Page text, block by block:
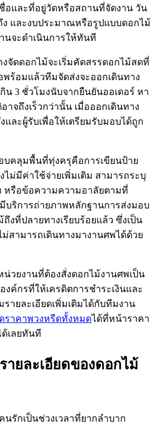
อและที่อยู่วัดหรือสถานที่จัดงาน วัน
ง และงบประมาณหรือรูปแบบดอกไม้
นจะดำเนินการให้ทันที
จัดดอกไม้จะเริ่มคัดสรรดอกไม้สดที่
ร้อมแล้วทีมจัดส่งจะออกเดินทาง
น 3 ชั่วโมงนับจากยืนยันออเดอร์ หา
าจถึงเร็วกว่านั้น เมื่อออกเดินทาง
และผู้รับเพื่อให้เตรียมรับมอบได้ถูก
บคลุมพื้นที่ทุ่งครุคือการเขียนป้าย
ม่มีค่าใช้จ่ายเพิ่มเติม สามารถระบุ
หรือข้อความความอาลัยตามที่
บริการถ่ายภาพหลักฐานการส่งมอบ
งที่ปลายทางเรียบร้อยแล้ว ซึ่งเป็น
สามารถเดินทางมางานศพได้ด้วย
วยงานที่ต้องสั่งดอกไม้งานศพเป็น
งค์กรที่ให้เครดิตการชำระเงินและ
ายละเอียดเพิ่มเติมได้กับทีมงาน
ราคาพวงหรีดทั้งหมดได้ที่หน้าราคา
ด้เลยทันที
ายละเอียดของดอกไม้
นรักเป็นช่วงเวลาที่ยากลำบาก